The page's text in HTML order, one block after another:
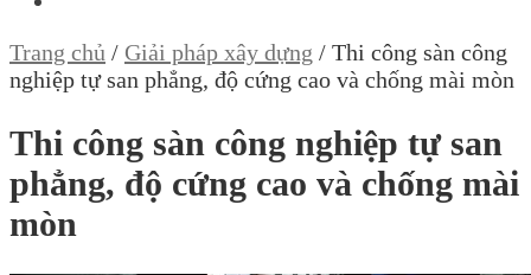
Trang chủ / Giải pháp xây dựng / Thi công sàn công
nghiệp tự san phẳng, độ cứng cao và chống mài mòn
Thi công sàn công nghiệp tự san
phẳng, độ cứng cao và chống mài
mòn